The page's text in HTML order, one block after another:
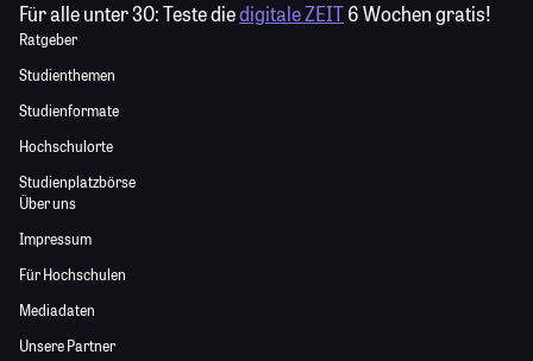
Für alle unter 30:Teste diedigitale ZEIT6 Wochen gratis!
Ratgeber
Studienthemen
Studienformate
Hochschulorte
Studienplatzbörse
Über uns
Impressum
Für Hochschulen
Mediadaten
Unsere Partner